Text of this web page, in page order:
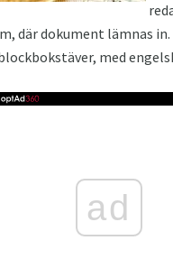
där dokument lämnas in.
med
ad